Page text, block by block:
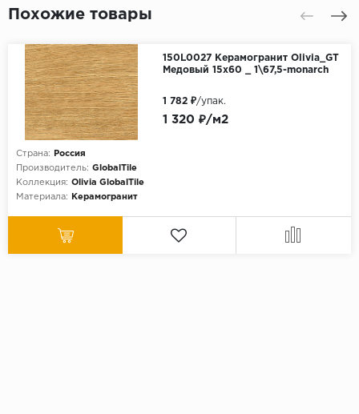
Похожие товары
150L0027 Керамогранит Olivia_GT
Медовый 15x60 _ 1\67,5-monarch
Страна:
Россия
Производитель: GlobalTile
Коллекция: Olivia GlobalTile
Материала:
Керамогранит
1 320 ₽/м2
1 782 ₽/упак.